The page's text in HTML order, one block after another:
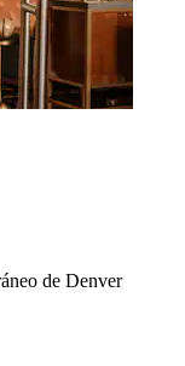
de Denver